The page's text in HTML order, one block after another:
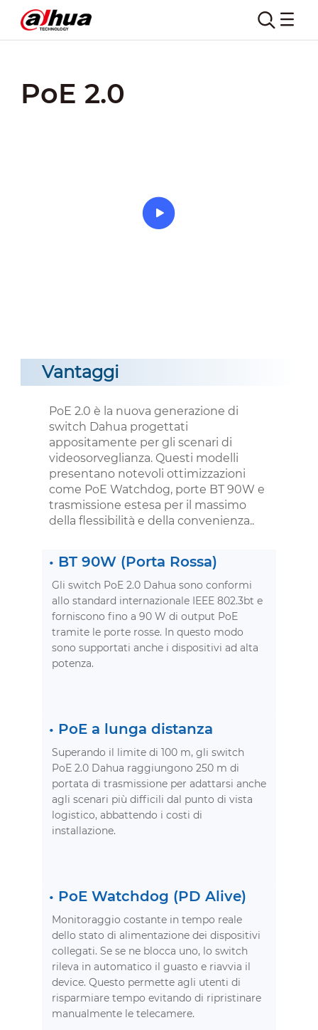
Home Prodotti
PoE 2.0
Vantaggi
PoE 2.0 è la nuova generazione di
switch Dahua progettati
appositamente per gli scenari di
videosorveglianza. Questi modelli
presentano notevoli ottimizzazioni
come PoE Watchdog, porte BT 90W e
trasmissione estesa per il massimo
della flessibilità e della convenienza..
• BT 90W (Porta Rossa)
Gli switch PoE 2.0 Dahua sono conformi
allo standard internazionale IEEE 802.3bt e
forniscono fino a 90 W di output PoE
tramite le porte rosse. In questo modo
sono supportati anche i dispositivi ad alta
potenza.
• PoE a lunga distanza
Superando il limite di 100 m, gli switch
PoE 2.0 Dahua raggiungono 250 m di
portata di trasmissione per adattarsi anche
agli scenari più difficili dal punto di vista
logistico, abbattendo i costi di
installazione.
• PoE Watchdog (PD Alive)
Monitoraggio costante in tempo reale
dello stato di alimentazione dei dispositivi
collegati. Se se ne blocca uno, lo switch
rileva in automatico il guasto e riavvia il
device. Questo permette agli utenti di
risparmiare tempo evitando di ripristinare
manualmente le telecamere.